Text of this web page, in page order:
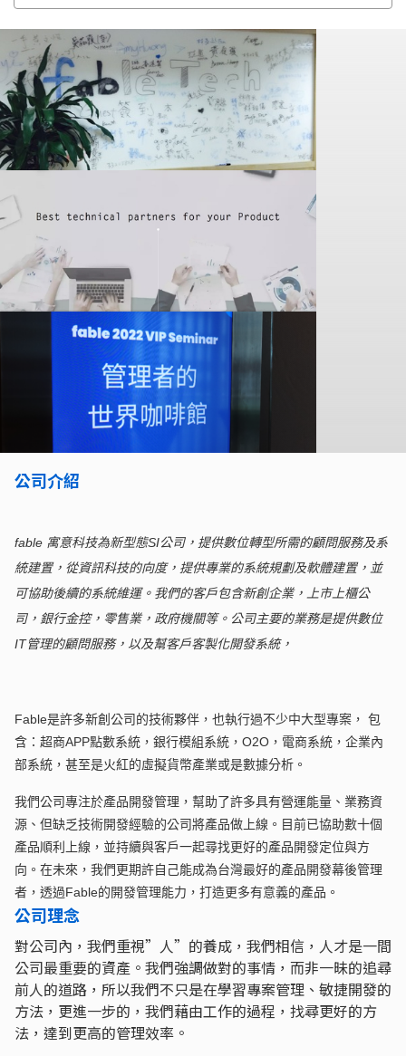
公司介紹
fable 寓意科技為新型態SI公司，提供數位轉型所需的顧問服務及系
統建置，從資訊科技的向度，提供專業的系統規劃及軟體建置，並
可協助後續的系統維運。我們的客戶包含新創企業，上市上櫃公
司，銀行金控，零售業，政府機關等。公司主要的業務是提供數位
IT管理的顧問服務，以及幫客戶客製化開發系統，
Fable是許多新創公司的技術夥伴，也執行過不少中大型專案， 包
含：超商APP點數系統，銀行模組系統， O2O ，電商系統，企業內
部系統，甚至是火紅的虛擬貨幣產業或是數據分析。
我們公司專注於產品開發管理，幫助了許多具有營運能量、業務資
源、但缺乏技術開發經驗的公司將產品做上線。目前已協助數十個
產品順利上線，並持續與客戶一起尋找更好的產品開發定位與方
向。在未來，我們更期許自己能成為台灣最好的產品開發幕後管理
者，透過Fable的開發管理能力，打造更多有意義的產品。
公司理念
對公司內，我們重視”人”的養成，我們相信，人才是一間
公司最重要的資產。我們強調做對的事情，而非一昧的追尋
前人的道路，所以我們不只是在學習專案管理、敏捷開發的
方法，更進一步的，我們藉由工作的過程，找尋更好的方
法，達到更高的管理效率。